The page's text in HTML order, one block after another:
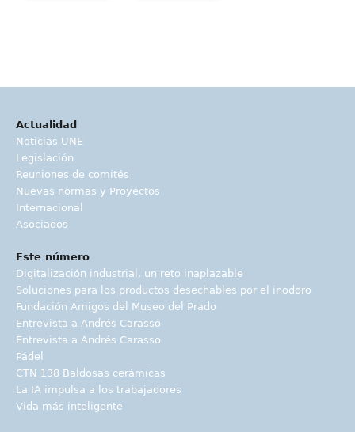
Actualidad
Noticias UNE
Legislación
Reuniones de comités
Nuevas normas y Proyectos
Internacional
Asociados
Este número
Digitalización industrial, un reto inaplazable
Soluciones para los productos desechables por el inodoro
Fundación Amigos del Museo del Prado
Entrevista a Andrés Carasso
Entrevista a Andrés Carasso
Pádel
CTN 138 Baldosas cerámicas
La IA impulsa a los trabajadores
Vida más inteligente